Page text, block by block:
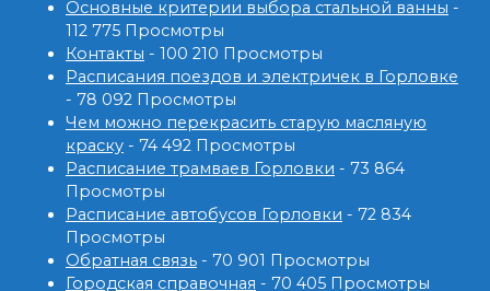
Основные критерии выбора стальной ванны -
112 775 Просмотры
Контакты - 100 210 Просмотры
Расписания поездов и электричек в Горловке
- 78 092 Просмотры
Чем можно перекрасить старую масляную
краску - 74 492 Просмотры
Расписание трамваев Горловки - 73 864
Просмотры
Расписание автобусов Горловки - 72 834
Просмотры
Обратная связь - 70 901 Просмотры
Городская справочная - 70 405 Просмотры